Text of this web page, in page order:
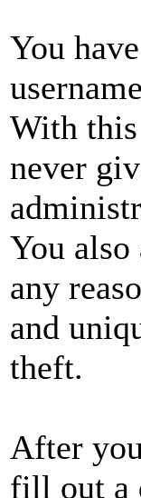
You
With this
never
You also
any
and
theft.
After
fill out a